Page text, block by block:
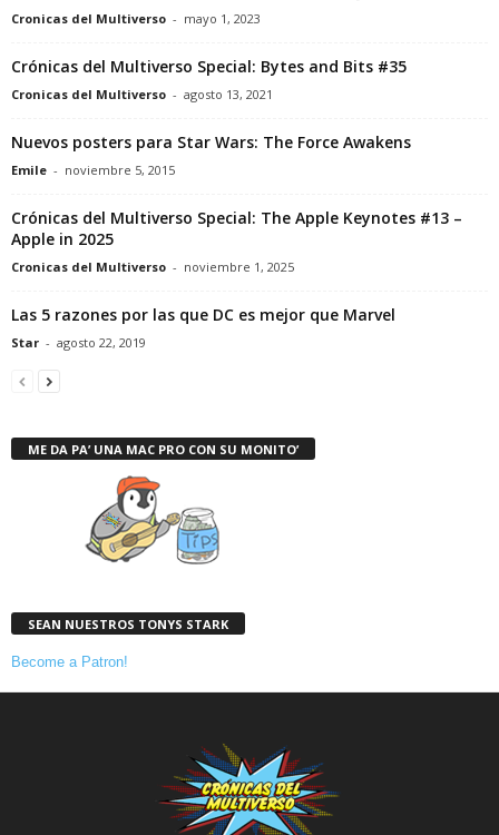
Cronicas del Multiverso - mayo 1, 2023
Crónicas del Multiverso Special: Bytes and Bits #35
Cronicas del Multiverso - agosto 13, 2021
Nuevos posters para Star Wars: The Force Awakens
Emile - noviembre 5, 2015
Crónicas del Multiverso Special: The Apple Keynotes #13 –
Apple in 2025
Cronicas del Multiverso - noviembre 1, 2025
Las 5 razones por las que DC es mejor que Marvel
Star - agosto 22, 2019
ME DA PA’ UNA MAC PRO CON SU MONITO’
SEAN NUESTROS TONYS STARK
Become a Patron!